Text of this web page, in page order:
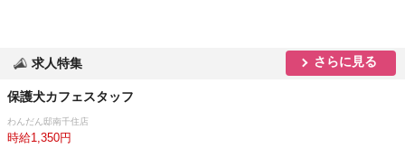
求人特集 さらに見る
保護犬カフェスタッフ
わんだん邸南千住店
時給1,350円